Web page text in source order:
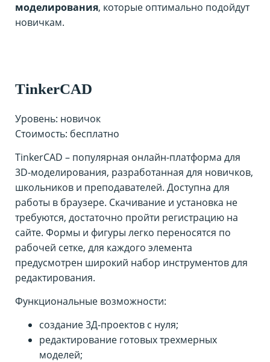
моделирования, которые оптимально подойдут
новичкам.
TinkerCAD
Уровень: новичок
Стоимость: бесплатно
TinkerCAD – популярная онлайн-платформа для
3D-моделирования, разработанная для новичков,
школьников и преподавателей. Доступна для
работы в браузере. Скачивание и установка не
требуются, достаточно пройти регистрацию на
сайте. Формы и фигуры легко переносятся по
рабочей сетке, для каждого элемента
предусмотрен широкий набор инструментов для
редактирования.
Функциональные возможности:
создание 3Д-проектов с нуля;
редактирование готовых трехмерных
моделей;